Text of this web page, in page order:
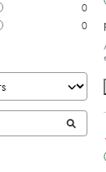
0
0